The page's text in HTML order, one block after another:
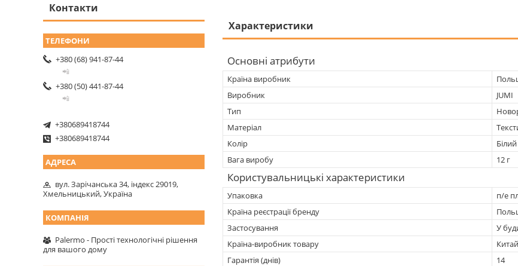
Характеристики
Основні атрибути
Країна виробник
Виробник
JUMI
Тип
Матеріал
Колір
Білий
Вага виробу
12 г
Користувальницькі характеристики
Упаковка
п/е
Країна реєстрації бренду
Застосування
У
Країна-виробник товару
Китай
Гарантія (днів)
14
Контакти
+380 (68) 941-87-44
📲
+380 (50) 441-87-44
📲
+380689418744
+380689418744
вул. Зарічанська 34, індекс 29019,
Хмельницький, Україна
Palermo - Прості технологічні рішення
для вашого дому